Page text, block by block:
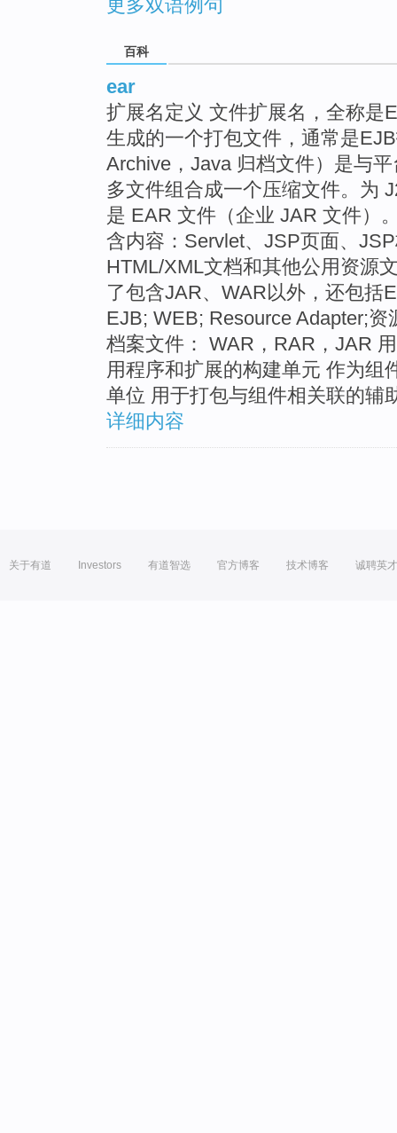
更多双语例句
百科
ear
扩展名定义 文件扩展名，全称是
生成的一个打包文件，通常是
Archive，Java 归档文件）是与
多文件组合成一个压缩文件。为
是 EAR 文件（企业 JAR 文件）
含内容：Servlet、JSP页面、
HTML/XML文档和其他公用资源
了包含JAR、WAR以外，还包括
EJB; WEB; Resource Adapter;
档案文件： WAR，RAR，JAR
用程序和扩展的构建单元 作为组
单位 用于打包与组件相关联的辅
详细内容
关于有道 Investors 有道智选 官方博客 技术博客 诚聘英才